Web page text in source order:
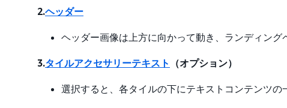
2.ヘッダー
ヘッダー画像は上方に向かって動き、ランディング
3.タイルアクセサリーテキスト （オプション）
選択すると、各タイルの下にテキストコンテンツの